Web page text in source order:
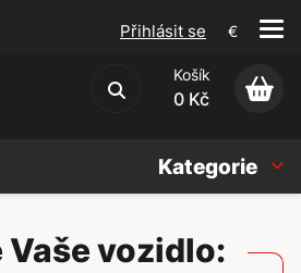
Obchodní podmínky
Přihlásit se €
Košík
0 Kč
Kategorie
vozidlo: